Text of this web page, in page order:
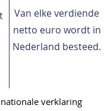
Van elke verdiende
netto euro wordt in
Nederland besteed.
verklaring